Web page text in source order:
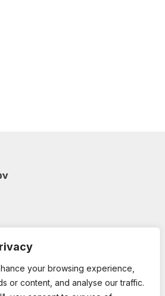
your browsing experience,
or content, and analyse our traffic.